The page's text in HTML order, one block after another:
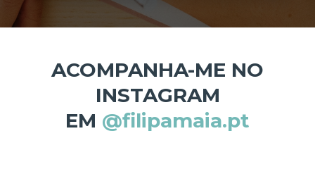
ACOMPANHA-ME NO
INSTAGRAM
EM @filipamaia.pt